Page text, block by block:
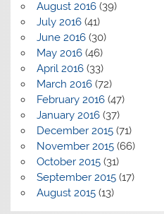
August 2016(39)
July 2016(41)
June 2016(30)
May 2016(46)
April 2016(33)
March 2016(72)
February 2016(47)
January 2016(37)
December 2015(71)
November 2015(66)
October 2015(31)
September 2015(17)
August 2015(13)